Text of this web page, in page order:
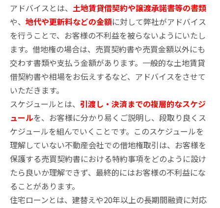
アドバイスとは、 土地賃貸借契約や譲渡承諾書等の書類
や、 地代や更新料などの金額に対して弊社がアドバイス
を行うことで、お客様の不利益を被らないようにいたし
ます。借地権の場合は、売買契約書や売買金額以外にも
交わす書類や支払う金額があります。一般的な土地賃貸
借契約書や相場をお伝えするなど、アドバイスをさせて
いただきます。
スケジュールとは、 引渡し・決済までの複層的なスケジ
ュールを、お客様に分かり易くご説明し、段取り良くス
ケジュールを組んでいくことです。このスケジュールを
理解していない不動産会社での借地権取引は、お客様を
保護する売買契約書における特約事項をどのように設け
たら良いか理解できず、最終的にはお客様の不利益にな
ることがあります。
住宅ローンとは、建替えや20年以上の長期間融資に対応